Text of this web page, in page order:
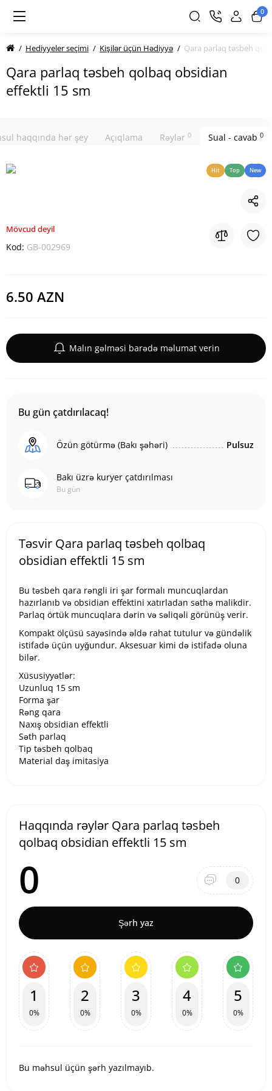
0
Hediyyeler seçimi Kişilər üçün Hədiyyə Qara parlaq təsbeh
Qara parlaq təsbeh qolbaq obsidian
effektli 15 sm
haqqında hər şey Açıqlama Rəylər 0 Sual - cavab 0
Hit Top New
Mövcud deyil
Kod: GB-002969
6.50 AZN
Malın gəlməsi barədə məlumat verin
Bu gün çatdırılacaq!
Özün götürmə (Bakı şəhəri) Pulsuz
Bakı üzrə kuryer çatdırılması
Bu gün
Təsvir Qara parlaq təsbeh qolbaq
obsidian effektli 15 sm
Bu təsbeh qara rəngli iri şar formalı muncuqlardan
hazırlanıb və obsidian effektini xatırladan səthə malikdir.
Parlaq örtük muncuqlara dərin və səliqəli görünüş verir.
Kompakt ölçüsü sayəsində əldə rahat tutulur və gündəlik
istifadə üçün uyğundur. Aksesuar kimi də istifadə oluna
bilər.
Xüsusiyyətlər:
Uzunluq 15 sm
Forma şar
Rəng qara
Naxış obsidian effektli
Səth parlaq
Tip təsbeh qolbaq
Material daş imitasiya
Haqqında rəylər Qara parlaq təsbeh
qolbaq obsidian effektli 15 sm
0 0
Şərh yaz
1
0%
2
0%
3
0%
4
0%
5
0%
Bu məhsul üçün şərh yazılmayıb.